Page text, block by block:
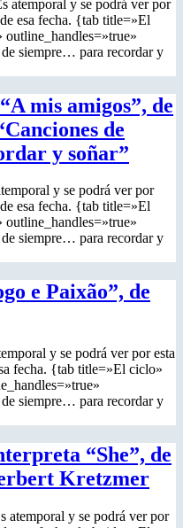
atemporal y se podrá ver por
esa fecha. {tab title=»El
siempre… para recordar y
mis amigos”, de
de
y soñar”
y se podrá ver por
esa fecha. {tab title=»El
siempre… para recordar y
e Paixão”, de
y se podrá ver por esta
fecha. {tab title=»El ciclo»
siempre… para recordar y
“She”, de
Kretzmer
atemporal y se podrá ver por